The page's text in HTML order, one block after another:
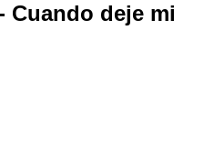
Cuando deje mi